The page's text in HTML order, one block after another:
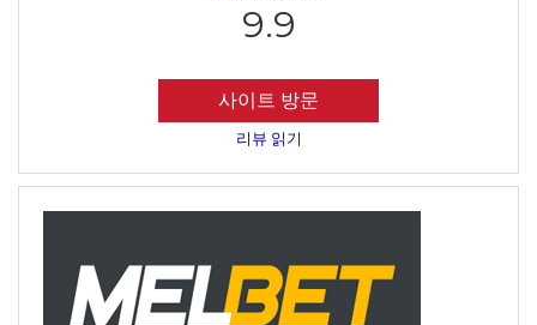
9.9
사이트 방문
리뷰 읽기